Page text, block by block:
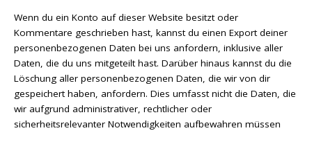
Wenn du ein Konto auf dieser Website besitzt oder
Kommentare geschrieben hast, kannst du einen Export deiner
personenbezogenen Daten bei uns anfordern, inklusive aller
Daten, die du uns mitgeteilt hast. Darüber hinaus kannst du die
Löschung aller personenbezogenen Daten, die wir von dir
gespeichert haben, anfordern. Dies umfasst nicht die Daten, die
wir aufgrund administrativer, rechtlicher oder
sicherheitsrelevanter Notwendigkeiten aufbewahren müssen